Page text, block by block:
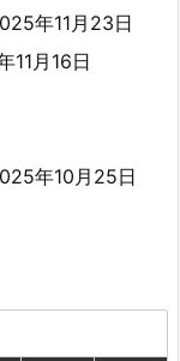
年11月23日
11月16日
年10月25日